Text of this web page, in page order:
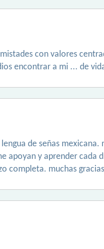
con valores
encontrar a mi ... de
de señas
apoyan y aprender cada
completa. muchas